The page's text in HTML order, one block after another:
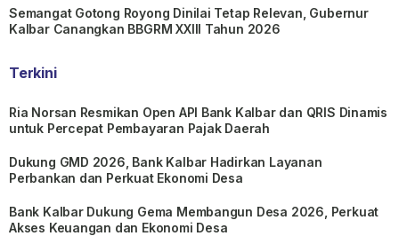
Semangat Gotong Royong Dinilai Tetap Relevan, Gubernur
Kalbar Canangkan BBGRM XXIII Tahun 2026
Terkini
Ria Norsan Resmikan Open API Bank Kalbar dan QRIS Dinamis
untuk Percepat Pembayaran Pajak Daerah
Dukung GMD 2026, Bank Kalbar Hadirkan Layanan
Perbankan dan Perkuat Ekonomi Desa
Bank Kalbar Dukung Gema Membangun Desa 2026, Perkuat
Akses Keuangan dan Ekonomi Desa